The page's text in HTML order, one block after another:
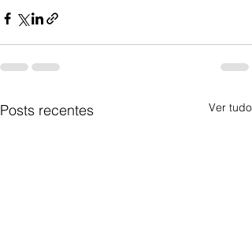
Posts recentes Ver tudo